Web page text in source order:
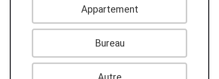
Appartement
Bureau